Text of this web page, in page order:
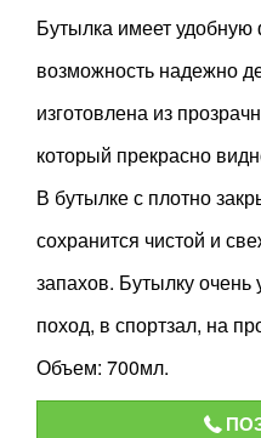
Бутылка имеет удобную
возможность надежно
изготовлена из
который прекрасно
В бутылке с плотно
сохранится чистой и
запахов. Бутылку очень
поход, в спортзал, на
Объем: 700мл.